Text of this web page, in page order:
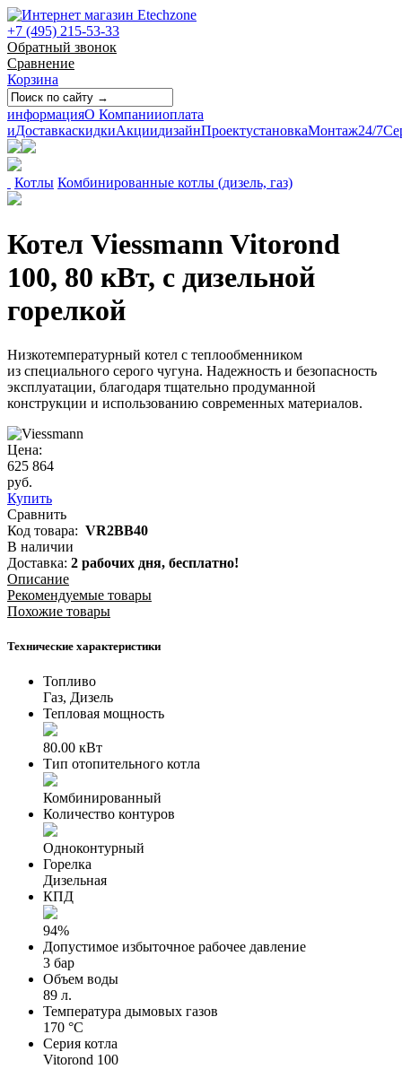
+7 (495) 215-53-33
Обратный звонок
Сравнение
Корзина
информацияО Компанииоплата
иДоставкаскидкиАкциидизайнПроектустановкаМонтаж24/7
Котлы Комбинированные котлы (дизель, газ)
Котел Viessmann Vitorond
100, 80 кВт, с дизельной
горелкой
Низкотемпературный котел с теплообменником
из специального серого чугуна. Надежность и безопасность
эксплуатации, благодаря тщательно продуманной
конструкции и использованию современных материалов.
Цена:
625 864
руб.
Купить
Сравнить
Код товара: VR2BB40
В наличии
Доставка: 2 рабочих дня, бесплатно!
Описание
Рекомендуемые товары
Похожие товары
Технические характеристики
Топливо
Газ, Дизель
Тепловая мощность
80.00 кВт
Тип отопительного котла
Комбинированный
Количество контуров
Одноконтурный
Горелка
Дизельная
КПД
94%
Допустимое избыточное рабочее давление
3 бар
Объем воды
89 л.
Температура дымовых газов
170 °C
Серия котла
Vitorond 100